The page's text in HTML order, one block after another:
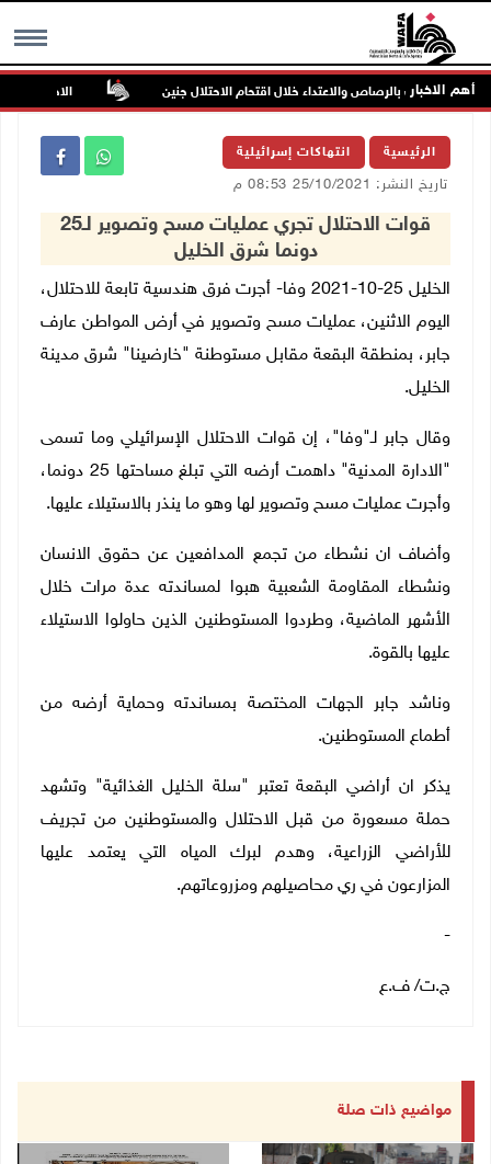
MENU أهم الاخبار
إصابتان بالرصاص والاعتداء خلال اقتحام الاحتلال جنين الاحتلال يخطر
الرئيسية انتهاكات إسرائيلية
تاريخ النشر: 25/10/2021 08:53 م
قوات الاحتلال تجري عمليات مسح وتصوير لـ25
دونما شرق الخليل
الخليل 25-10-2021 وفا- أجرت فرق هندسية تابعة للاحتلال،
اليوم الاثنين، عمليات مسح وتصوير في أرض المواطن عارف
جابر، بمنطقة البقعة مقابل مستوطنة "خارضينا" شرق مدينة
الخليل.
وقال جابر لـ"وفا"، إن قوات الاحتلال الإسرائيلي وما تسمى
"الادارة المدنية" داهمت أرضه التي تبلغ مساحتها 25 دونما،
وأجرت عمليات مسح وتصوير لها وهو ما ينذر بالاستيلاء عليها.
وأضاف ان نشطاء من تجمع المدافعين عن حقوق الانسان
ونشطاء المقاومة الشعبية هبوا لمساندته عدة مرات خلال
الأشهر الماضية، وطردوا المستوطنين الذين حاولوا الاستيلاء
عليها بالقوة.
وناشد جابر الجهات المختصة بمساندته وحماية أرضه من
أطماع المستوطنين.
يذكر ان أراضي البقعة تعتبر "سلة الخليل الغذائية" وتشهد
حملة مسعورة من قبل الاحتلال والمستوطنين من تجريف
للأراضي الزراعية، وهدم لبرك المياه التي يعتمد عليها
المزارعون في ري محاصيلهم ومزروعاتهم.
-
ج.ت/ ف.ع
مواضيع ذات صلة